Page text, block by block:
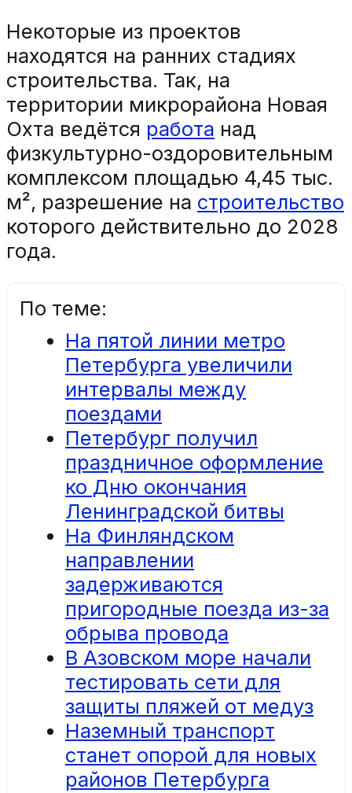
Некоторые из проектов
находятся на ранних стадиях
строительства. Так, на
территории микрорайона Новая
Охта ведётся работа над
физкультурно-оздоровительным
комплексом площадью 4,45 тыс.
м², разрешение на строительство
которого действительно до 2028
года.
По теме:
На пятой линии метро
Петербурга увеличили
интервалы между
поездами
Петербург получил
праздничное оформление
ко Дню окончания
Ленинградской битвы
На Финляндском
направлении
задерживаются
пригородные поезда из-за
обрыва провода
В Азовском море начали
тестировать сети для
защиты пляжей от медуз
Наземный транспорт
станет опорой для новых
районов Петербурга